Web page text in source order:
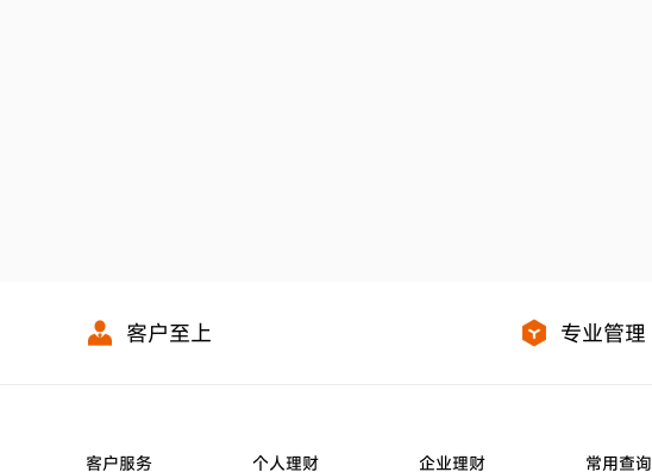
客户至上 专业管理
客户服务 个人理财 企业理财 常用查询